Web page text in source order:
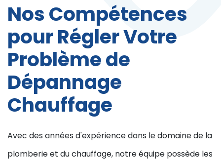
Nos Compétences
pour Régler Votre
Problème de
Dépannage
Chauffage
Avec des années d'expérience dans le domaine de la
plomberie et du chauffage, notre équipe possède les